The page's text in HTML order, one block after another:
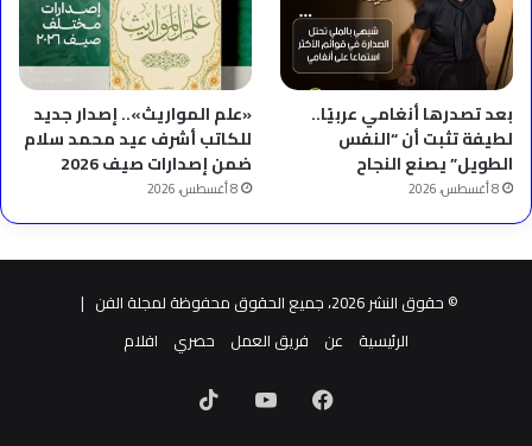
بعد تصدرها أنغامي عربيًا..
لطيفة تثبت أن “النفس
الطويل” يصنع النجاح
8 أغسطس، 2026
«علم المواريث».. إصدار جديد
للكاتب أشرف عيد محمد سلام
ضمن إصدارات صيف 2026
8 أغسطس، 2026
© حقوق النشر 2026، جميع الحقوق محفوظة لمجلة الفن |
الرئيسية
عن فريق العمل حصري افلام
فيسبوك‫YouTube